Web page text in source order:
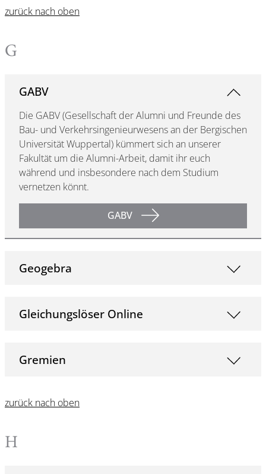
zurück nach oben
G
GABV
Die GABV (Gesellschaft der Alumni und Freunde des
Bau- und Verkehrsingenieurwesens an der Bergischen
Universität Wuppertal) kümmert sich an unserer
Fakultät um die Alumni-Arbeit, damit ihr euch
während und insbesondere nach dem Studium
vernetzen könnt.
GABV
Geogebra
Gleichungslöser Online
Gremien
zurück nach oben
H